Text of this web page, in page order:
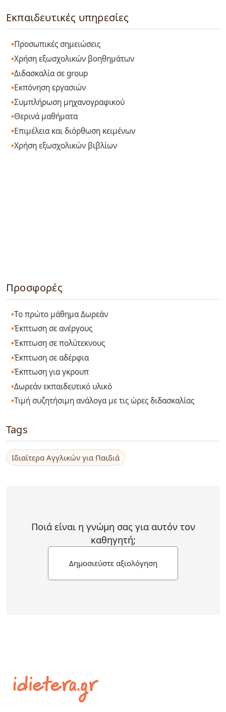
Εκπαιδευτικές υπηρεσίες
Προσωπικές σημειώσεις
Χρήση εξωσχολικών βοηθημάτων
Διδασκαλία σε group
Εκπόνηση εργασιών
Συμπλήρωση μηχανογραφικού
Θερινά μαθήματα
Επιμέλεια και διόρθωση κειμένων
Χρήση εξωσχολικών βιβλίων
Προσφορές
Το πρώτο μάθημα Δωρεάν
Έκπτωση σε ανέργους
Έκπτωση σε πολύτεκνους
Έκπτωση σε αδέρφια
Έκπτωση για γκρουπ
Δωρεάν εκπαιδευτικό υλικό
Τιμή συζητήσιμη ανάλογα με τις ώρες διδασκαλίας
Tags
Ιδιαίτερα Αγγλικών για Παιδιά
Ποιά είναι η γνώμη σας για αυτόν τον
καθηγητή;
Δημοσιεύστε αξιολόγηση